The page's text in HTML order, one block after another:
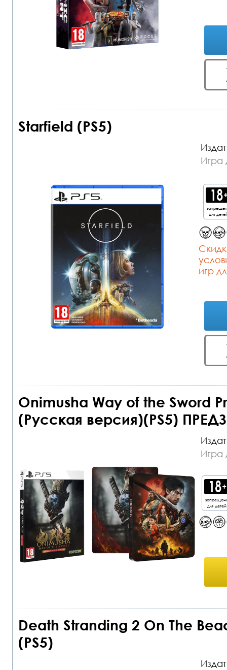
Starfield (PS5)
Игра
для
игр
Onimusha Way of the Sword
(Русская версия)(PS5)
Игра
для детей
Death Stranding 2 On The
(PS5)